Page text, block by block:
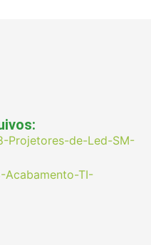
Projetores-de-Led-SM-
Acabamento-TI-